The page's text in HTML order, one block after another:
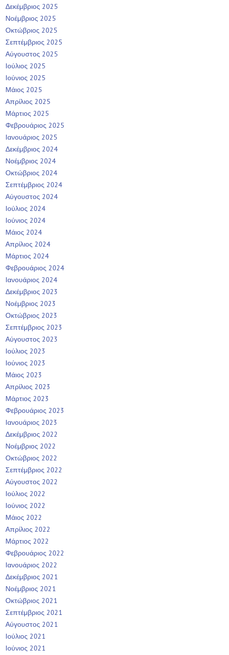
Δεκέμβριος 2025
Νοέμβριος 2025
Οκτώβριος 2025
Σεπτέμβριος 2025
Αύγουστος 2025
Ιούλιος 2025
Ιούνιος 2025
Μάιος 2025
Απρίλιος 2025
Μάρτιος 2025
Φεβρουάριος 2025
Ιανουάριος 2025
Δεκέμβριος 2024
Νοέμβριος 2024
Οκτώβριος 2024
Σεπτέμβριος 2024
Αύγουστος 2024
Ιούλιος 2024
Ιούνιος 2024
Μάιος 2024
Απρίλιος 2024
Μάρτιος 2024
Φεβρουάριος 2024
Ιανουάριος 2024
Δεκέμβριος 2023
Νοέμβριος 2023
Οκτώβριος 2023
Σεπτέμβριος 2023
Αύγουστος 2023
Ιούλιος 2023
Ιούνιος 2023
Μάιος 2023
Απρίλιος 2023
Μάρτιος 2023
Φεβρουάριος 2023
Ιανουάριος 2023
Δεκέμβριος 2022
Νοέμβριος 2022
Οκτώβριος 2022
Σεπτέμβριος 2022
Αύγουστος 2022
Ιούλιος 2022
Ιούνιος 2022
Μάιος 2022
Απρίλιος 2022
Μάρτιος 2022
Φεβρουάριος 2022
Ιανουάριος 2022
Δεκέμβριος 2021
Νοέμβριος 2021
Οκτώβριος 2021
Σεπτέμβριος 2021
Αύγουστος 2021
Ιούλιος 2021
Ιούνιος 2021